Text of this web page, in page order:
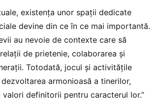
existența unor spații dedicate
devine din ce în ce mai importantă.
au nevoie de contexte care să
de prietenie, colaborarea și
Totodată, jocul și activitățile
armonioasă a tinerilor,
definitorii pentru caracterul lor.”